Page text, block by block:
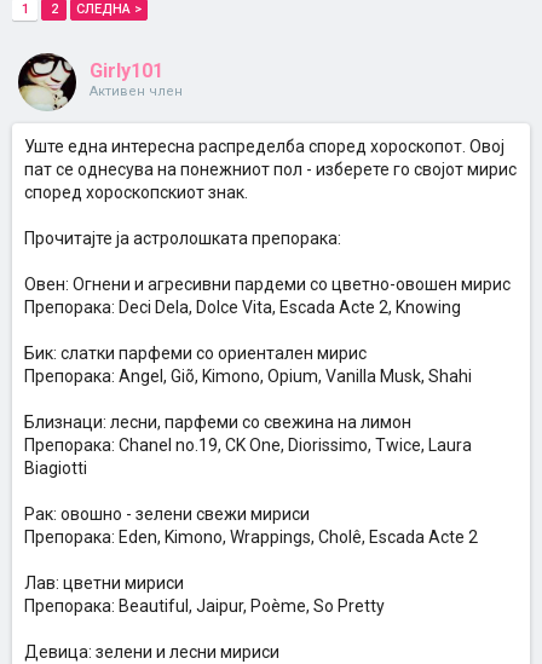
1 2 СЛЕДНА >
Girly101
Активен член
Уште една интересна распределба според хороскопот. Овој
пат се однесува на понежниот пол - изберете го својот мирис
според хороскопскиот знак.
Прочитајте ја астролошката препорака:
Овен: Огнени и агресивни пардеми со цветно-овошен мирис
Препорака: Deci Dela, Dolce Vita, Escada Acte 2, Knowing
Бик: слатки парфеми со ориентален мирис
Препорака: Angel, Giõ, Kimono, Opium, Vanilla Musk, Shahi
Близнаци: лесни, парфеми со свежина на лимон
Препорака: Chanel no.19, CK One, Diorissimo, Twice, Laura
Biagiotti
Рак: овошно - зелени свежи мириси
Препорака: Eden, Kimono, Wrappings, Cholê, Escada Acte 2
Лав: цветни мириси
Препорака: Beautiful, Jaipur, Poème, So Pretty
Девица: зелени и лесни мириси